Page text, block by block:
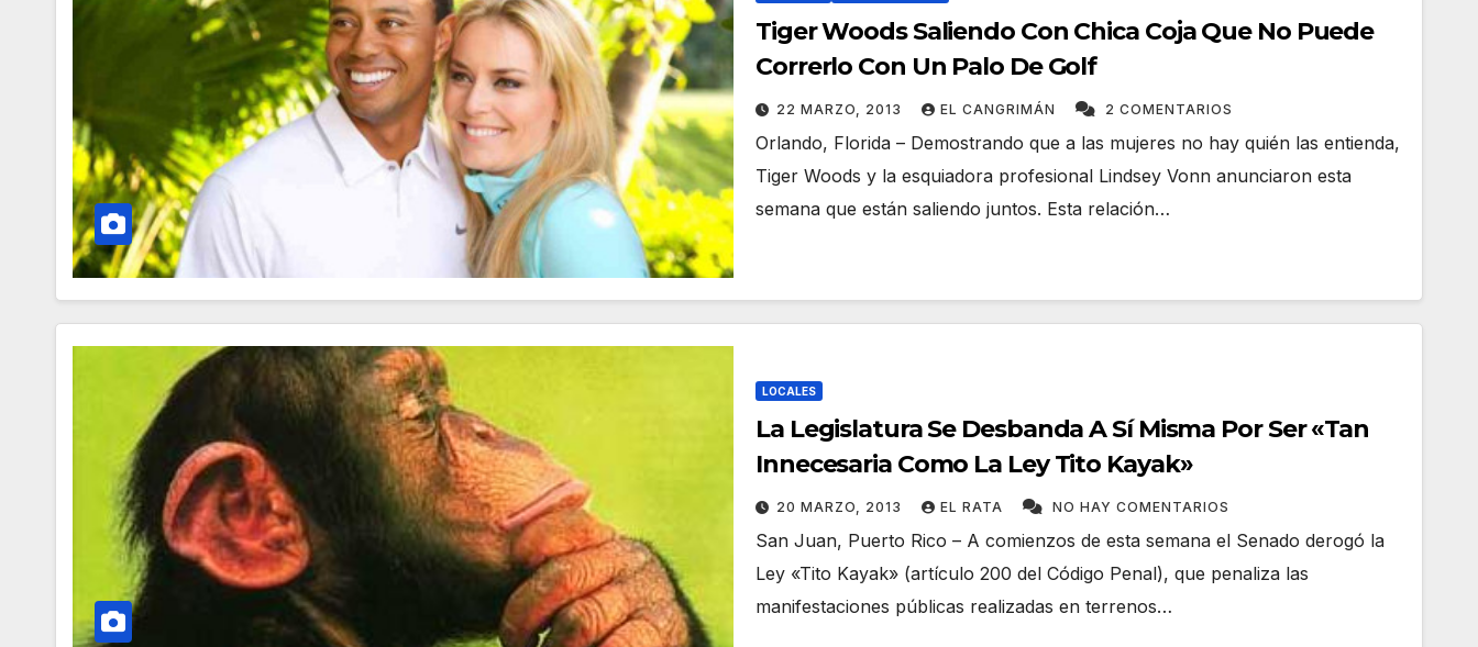
Tiger Woods Saliendo Con Chica Coja Que No Puede
Correrlo Con Un Palo De Golf
22 MARZO, 2013 EL CANGRIMÁN 2 COMENTARIOS
Orlando, Florida – Demostrando que a las mujeres no hay quién las entienda,
Tiger Woods y la esquiadora profesional Lindsey Vonn anunciaron esta
semana que están saliendo juntos. Esta relación…
LOCALES
La Legislatura Se Desbanda A Sí Misma Por Ser «Tan
Innecesaria Como La Ley Tito Kayak»
20 MARZO, 2013 EL RATA NO HAY COMENTARIOS
San Juan, Puerto Rico – A comienzos de esta semana el Senado derogó la
Ley «Tito Kayak» (artículo 200 del Código Penal), que penaliza las
manifestaciones públicas realizadas en terrenos…